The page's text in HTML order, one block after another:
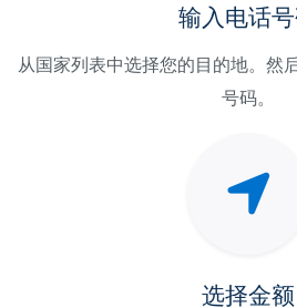
输入电话
从国家列表中选择您的目的地。然
号码。
选择金额